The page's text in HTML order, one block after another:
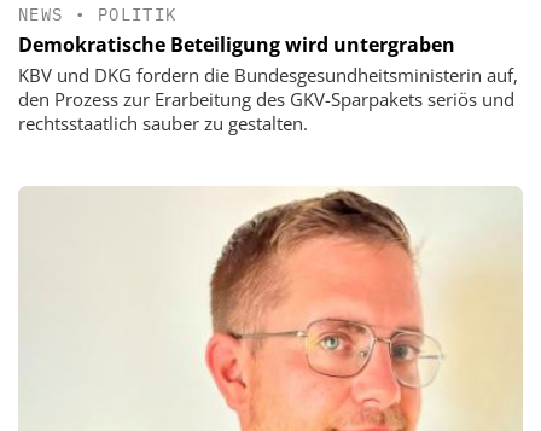
NEWS • POLITIK
Demokratische Beteiligung wird untergraben
KBV und DKG fordern die Bundesgesundheitsministerin auf,
den Prozess zur Erarbeitung des GKV-Sparpakets seriös und
rechtsstaatlich sauber zu gestalten.